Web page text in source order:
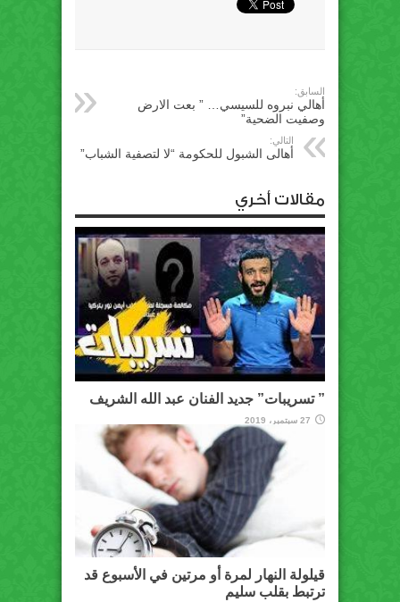
السابق:
أهالي نبروه للسيسي… ” بعت الارض
وصفيت الضحية”
التالي:
أهالى الشبول للحكومة “لا لتصفية الشباب”
مقالات أخري
” تسريبات” جديد الفنان عبد الله الشريف
27 سبتمبر، 2019
قيلولة النهار لمرة أو مرتين في الأسبوع قد
ترتبط بقلب سليم